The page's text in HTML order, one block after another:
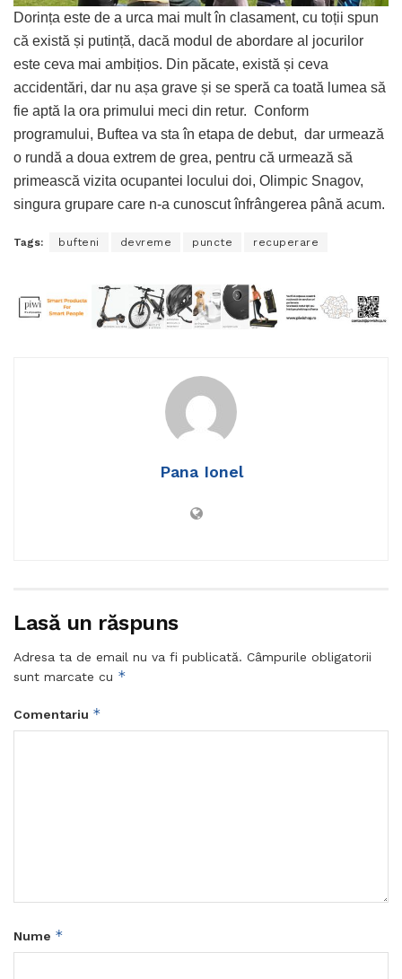
Dorința este de a urca mai mult în clasament, cu toții spun
că există și putință, dacă modul de abordare al jocurilor
este ceva mai ambițios. Din păcate, există și ceva
accidentări, dar nu așa grave și se speră ca toată lumea să
fie aptă la ora primului meci din retur. Conform
programului, Buftea va sta în etapa de debut, dar urmează
o rundă a doua extrem de grea, pentru că urmează să
primească vizita ocupantei locului doi, Olimpic Snagov,
singura grupare care n-a cunoscut înfrângerea până acum.
Tags: bufteni devreme puncte recuperare
Pana Ionel
Lasă un răspuns
Adresa ta de email nu va fi publicată. Câmpurile obligatorii
sunt marcate cu *
Comentariu *
Nume *